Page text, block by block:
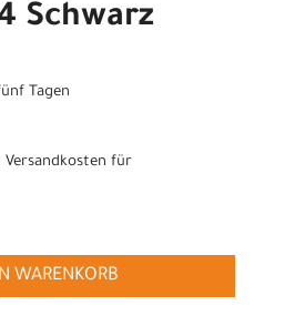
Schwarz
Tagen
Versandkosten für
WARENKORB